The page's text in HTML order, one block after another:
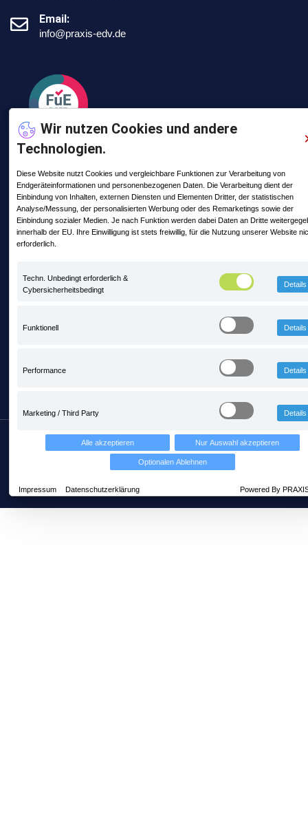
Wir nutzen Cookies und andere
Technologien.
Diese Website nutzt Cookies und vergleichbare Funktionen zur Verarbeitung von
Endgeräteinformationen und personenbezogenen Daten. Die Verarbeitung dient der
Einbindung von Inhalten, externen Diensten und Elementen Dritter, der statistischen
Analyse/Messung, der personalisierten Werbung oder des Remarketings sowie der
Einbindung sozialer Medien. Je nach Funktion werden dabei Daten an Dritte
innerhalb der EU. Ihre Einwilligung ist stets freiwillig, für die Nutzung unserer Website
erforderlich.
Techn. Unbedingt erforderlich &
Cybersicherheitsbedingt
Details
Funktionell Details
Performance Details
Marketing / Third Party Details
Alle akzeptieren Nur Auswahl akzeptieren
Optionalen Ablehnen
Impressum Datenschutzerklärung Powered By
Email:
info@praxis-edv.de
Letzte Posts
Mit PRAXIS auf Zeitreise mitten im
Copyright © PRAXIS EDV Betriebswirtschaft- und
Software-Entwicklung AG
Über uns